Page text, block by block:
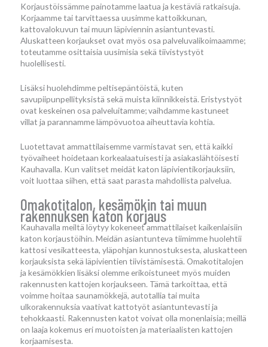
Korjaustöissämme painotamme laatua ja kestäviä ratkaisuja.
Korjaamme tai tarvittaessa uusimme kattoikkunan,
kattovalokuvun tai muun läpiviennin asiantuntevasti.
Aluskatteen korjaukset ovat myös osa palveluvalikoimaamme;
toteutamme osittaisia uusimisia sekä tiivistystyöt
huolellisesti.
Lisäksi huolehdimme peltisepäntöistä, kuten
savupiipunpellityksistä sekä muista kiinnikkeistä. Eristystyöt
ovat keskeinen osa palveluitamme; vaihdamme kastuneet
villat ja parannamme lämpövuotoa aiheuttavia kohtia.
Luotettavat ammattilaisemme varmistavat sen, että kaikki
työvaiheet hoidetaan korkealaatuisesti ja asiakaslähtöisesti
Kauhavalla. Kun valitset meidät katon läpivientikorjauksiin,
voit luottaa siihen, että saat parasta mahdollista palvelua.
Omakotitalon, kesämökin tai muun
rakennuksen katon korjaus
Kauhavalla meiltä löytyy kokeneet ammattilaiset kaikenlaisiin
katon korjaustöihin. Meidän asiantunteva tiimimme huolehtii
kattosi vesikatteesta, yläpohjan kunnostuksesta, aluskatteen
korjauksista sekä läpivientien tiivistämisestä. Omakotitalojen
ja kesämökkien lisäksi olemme erikoistuneet myös muiden
rakennusten kattojen korjaukseen. Tämä tarkoittaa, että
voimme hoitaa saunamökkejä, autotallia tai muita
ulkorakennuksia vaativat kattotyöt asiantuntevasti ja
tehokkaasti. Rakennusten katot voivat olla monenlaisia; meillä
on laaja kokemus eri muotoisten ja materiaalisten kattojen
korjaamisesta.